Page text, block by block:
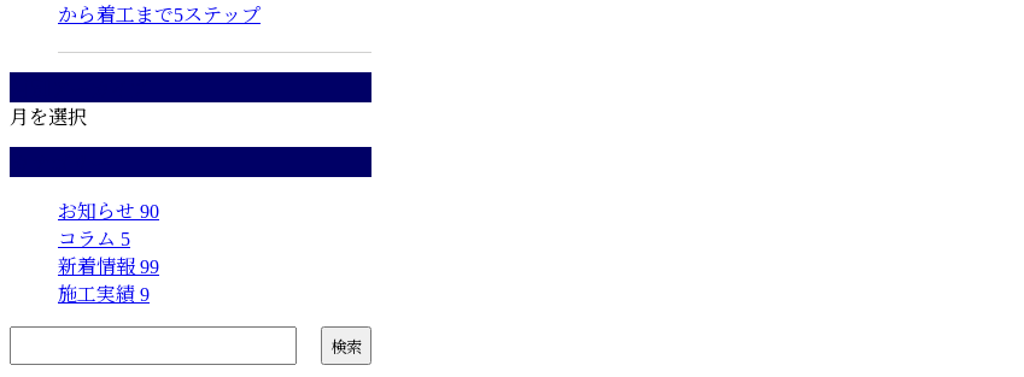
から着工まで5ステップ
月を選択
お知らせ 90
コラム 5
新着情報 99
施工実績 9